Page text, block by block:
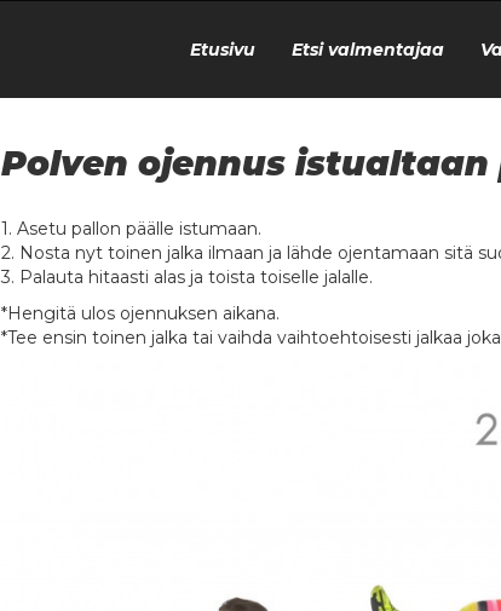
Etusivu Etsi valmentajaa
Polven ojennus
1. Asetu pallon päälle istumaan.
2. Nosta nyt toinen jalka ilmaan ja lähde ojentamaan sitä
3. Palauta hitaasti alas ja toista toiselle jalalle.
*Hengitä ulos ojennuksen aikana.
*Tee ensin toinen jalka tai vaihda vaihtoehtoisesti jalkaa